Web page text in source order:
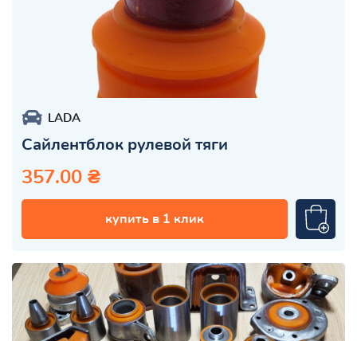
LADA
Сайлентблок рулевой тяги
357.00 ₴
купить в 1 клик